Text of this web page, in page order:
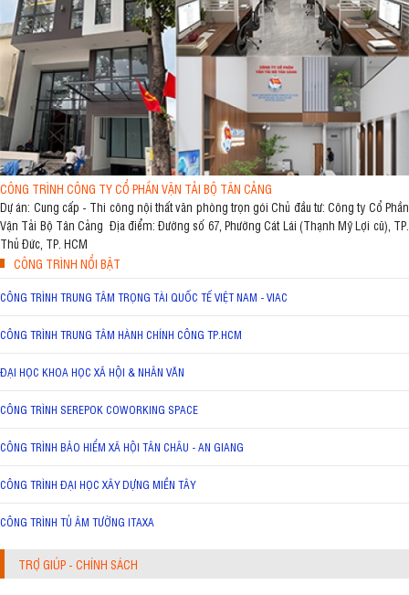
CÔNG TRÌNH CÔNG TY CỔ PHẦN VẬN TẢI BỘ TÂN CẢNG
Dự án: Cung cấp - Thi công nội thất văn phòng trọn gói Chủ đầu tư: Công ty Cổ Phần
Vận Tải Bộ Tân Cảng Địa điểm: Đường số 67, Phường Cát Lái (Thạnh Mỹ Lợi cũ), TP.
Thủ Đức, TP. HCM
CÔNG TRÌNH NỔI BẬT
CÔNG TRÌNH TRUNG TÂM TRỌNG TÀI QUỐC TẾ VIỆT NAM - VIAC
CÔNG TRÌNH TRUNG TÂM HÀNH CHÍNH CÔNG TP.HCM
ĐẠI HỌC KHOA HỌC XÃ HỘI & NHÂN VĂN
CÔNG TRÌNH SEREPOK COWORKING SPACE
CÔNG TRÌNH BẢO HIỂM XÃ HỘI TÂN CHÂU - AN GIANG
CÔNG TRÌNH ĐẠI HỌC XÂY DỰNG MIỀN TÂY
CÔNG TRÌNH TỦ ÂM TƯỜNG ITAXA
TRỢ GIÚP - CHÍNH SÁCH